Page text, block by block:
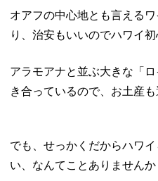
オアフの中心地とも言える
り、治安もいいのでハワイ初
アラモアナと並ぶ大きな「
き合っているので、お土産も
でも、せっかくだからハワ
い、なんてことありませんか